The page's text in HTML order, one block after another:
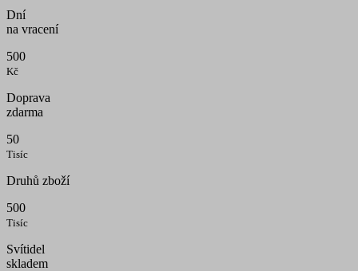
Dní
na vracení
500
Kč
Doprava
zdarma
50
Tisíc
Druhů zboží
500
Tisíc
Svítidel
skladem